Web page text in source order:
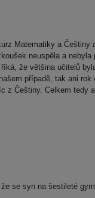
Matematiky a
neuspěla a
že většina učitelů
případě, tak ani
z Češtiny. Celkem
se syn na šestileté